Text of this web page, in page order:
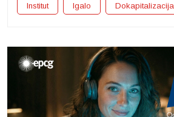
Institut Igalo Dokapitalizacija